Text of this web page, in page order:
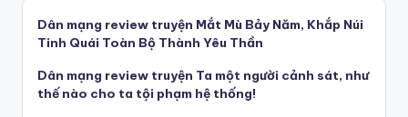
Dân mạng review truyện Mắt Mù Bảy Năm, Khắp Núi
Tinh Quái Toàn Bộ Thành Yêu Thần
Dân mạng review truyện Ta một người cảnh sát, như
thế nào cho ta tội phạm hệ thống!